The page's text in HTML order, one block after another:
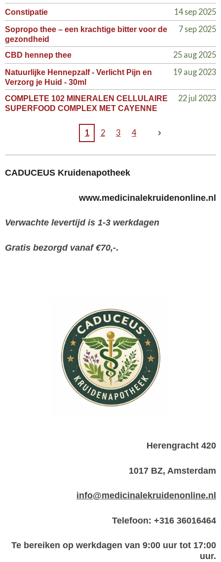
Constipatie 14 sep 2025
Sopropo thee – een krachtige bitter voor de
gezondheid
7 sep 2025
CBD hennep thee 25 aug 2025
Natuurlijke Hennepzalf - Verlicht Pijn en
Verzorg je Huid - 30ml
19 aug 2023
COMPLETE 102 MINERALEN CELLULAIRE
SUPERFOOD COMPLEX MET CAYENNE
22 jul 2023
1 2 3 4
CADUCEUS Kruidenapotheek
www.medicinalekruidenonline.nl
Verwachte levertijd is 1-3 werkdagen
Gratis bezorgd vanaf €70,-.
Herengracht 420
1017 BZ, Amsterdam
info@medicinalekruidenonline.nl
Telefoon: +316 36016464
Te bereiken op werkdagen van 9:00 uur tot 17:00
uur.